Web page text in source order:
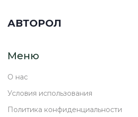
АВТОРОЛ
Меню
О нас
Условия использования
Политика конфиденциальности